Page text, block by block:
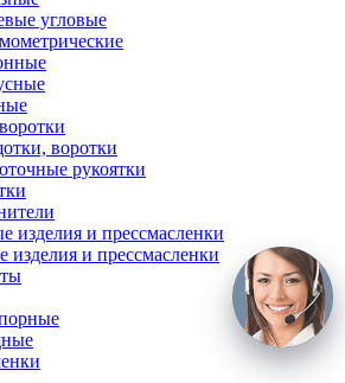
угловые
воротки
рукоятки
изделия и прессмасленки
изделия и прессмасленки